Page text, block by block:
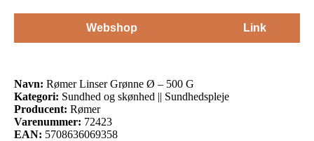
Webshop Link
Navn: Rømer Linser Grønne Ø – 500 G
Kategori: Sundhed og skønhed || Sundhedspleje
Producent: Rømer
Varenummer: 72423
EAN: 5708636069358